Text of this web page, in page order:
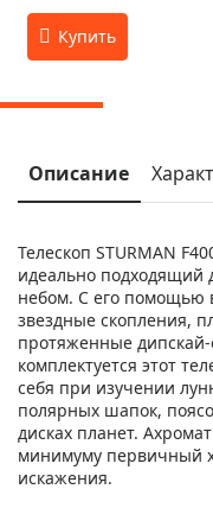
Описание
Телескоп STURMAN
идеально подходящий
небом. С его помощью
звездные скопления,
протяженные
комплектуется этот
себя при изучении
полярных шапок,
дисках планет.
минимуму первичный
искажения.